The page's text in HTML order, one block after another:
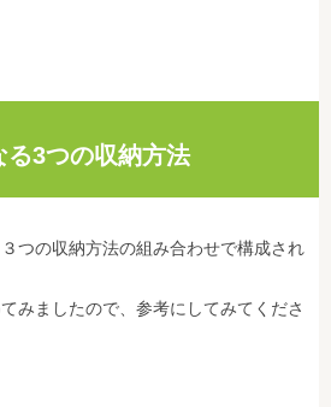
る3つの収納方法
つの収納方法の組み合わせで構成され
みましたので、参考にしてみてくださ